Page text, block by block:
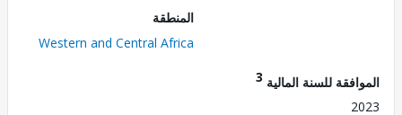
Western and Central Africa
للسنة المالية3